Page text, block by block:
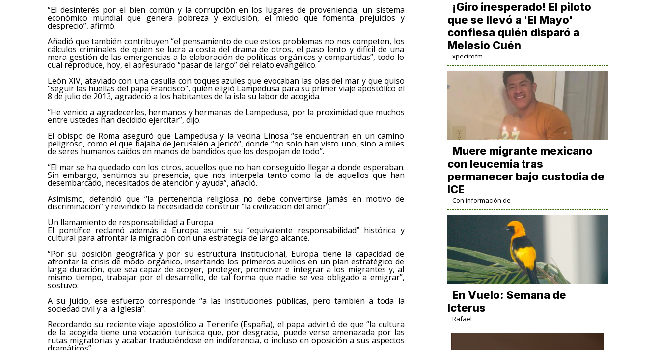
“El desinterés por el bien común y la corrupción en los lugares de proveniencia, un sistema
económico mundial que genera pobreza y exclusión, el miedo que fomenta prejuicios y
desprecio”, afirmó.
Añadió que también contribuyen “el pensamiento de que estos problemas no nos competen, los
cálculos criminales de quien se lucra a costa del drama de otros, el paso lento y difícil de una
mera gestión de las emergencias a la elaboración de políticas orgánicas y compartidas”, todo lo
cual reproduce, hoy, el apresurado “pasar de largo” del relato evangélico.
León XIV, ataviado con una casulla con toques azules que evocaban las olas del mar y que quiso
“seguir las huellas del papa Francisco“, quien eligió Lampedusa para su primer viaje apostólico el
8 de julio de 2013, agradeció a los habitantes de la isla su labor de acogida.
“He venido a agradecerles, hermanos y hermanas de Lampedusa, por la proximidad que muchos
entre ustedes han decidido ejercitar”, dijo.
El obispo de Roma aseguró que Lampedusa y la vecina Linosa “se encuentran en un camino
peligroso, como el que bajaba de Jerusalén a Jericó“, donde “no solo han visto uno, sino a miles
de seres humanos caídos en manos de bandidos que los despojan de todo”.
“El mar se ha quedado con los otros, aquellos que no han conseguido llegar a donde esperaban.
Sin embargo, sentimos su presencia, que nos interpela tanto como la de aquellos que han
desembarcado, necesitados de atención y ayuda”, añadió.
Asimismo, defendió que “la pertenencia religiosa no debe convertirse jamás en motivo de
discriminación” y reivindicó la necesidad de construir “la civilización del amor”.
Un llamamiento de responsabilidad a Europa
El pontífice reclamó además a Europa asumir su “equivalente responsabilidad” histórica y
cultural para afrontar la migración con una estrategia de largo alcance.
“Por su posición geográfica y por su estructura institucional, Europa tiene la capacidad de
afrontar la crisis de modo orgánico, insertando los primeros auxilios en un plan estratégico de
larga duración, que sea capaz de acoger, proteger, promover e integrar a los migrantes y, al
mismo tiempo, trabajar por el desarrollo, de tal forma que nadie se vea obligado a emigrar”,
sostuvo.
A su juicio, ese esfuerzo corresponde “a las instituciones públicas, pero también a toda la
sociedad civil y a la Iglesia”.
Recordando su reciente viaje apostólico a Tenerife (España), el papa advirtió de que “la cultura
de la acogida tiene una vocación turística que, por desgracia, puede verse amenazada por las
rutas migratorias y acabar traduciéndose en indiferencia, o incluso en oposición a sus aspectos
¡Giro inesperado! El piloto
que se llevó a 'El Mayo'
confiesa quién disparó a
Melesio Cuén
xpectrofm
Muere migrante mexicano
con leucemia tras
permanecer bajo custodia de
ICE
Con información de
En Vuelo: Semana de
Icterus
Rafael